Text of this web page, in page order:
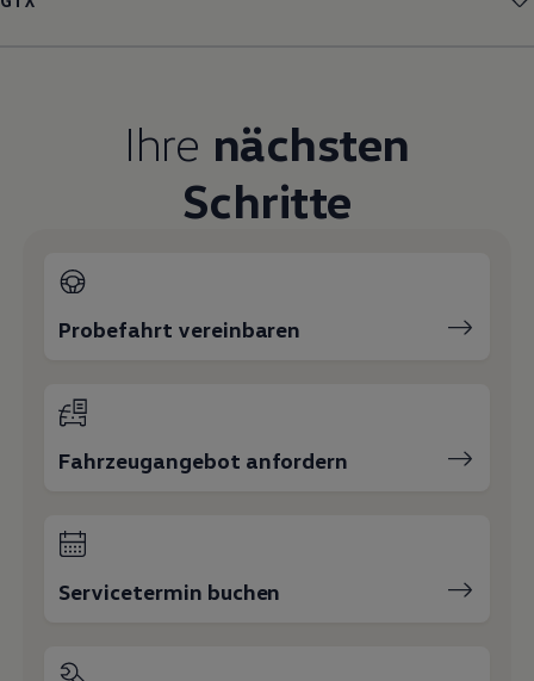
Ihre nächsten
Schritte
Probefahrt vereinbaren
Fahrzeugangebot anfordern
Servicetermin buchen